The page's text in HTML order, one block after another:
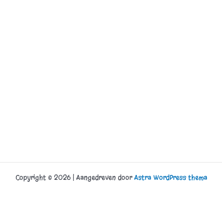
Copyright © 2026 | Aangedreven doorAstra WordPress thema